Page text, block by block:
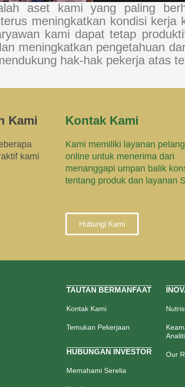
aset kami yang paling
meningkatkan kondisi
kami dapat tetap
meningkatkan pengetahuan
hak-hak pekerja atas
Kami
kami
Kontak Kami
Kami memiliki layanan
online untuk menerima dan
menanggapi umpan balik
tentang produk dan layanan
Hubungi Kami
TAUTAN BERMANFAAT
Kontak Kami
Temukan Pekerjaan
HUBUNGAN INVESTOR
Memahami Serelia
Our